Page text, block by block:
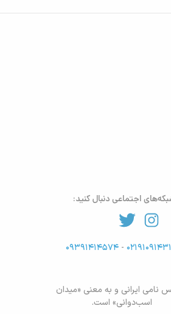
اجتماعی دنبال کنید:
۰۲۱۹۱۰۹۱۴۳۱ -
نامی ایرانی و به معنی «میدان
اسب‌دوانی» است.